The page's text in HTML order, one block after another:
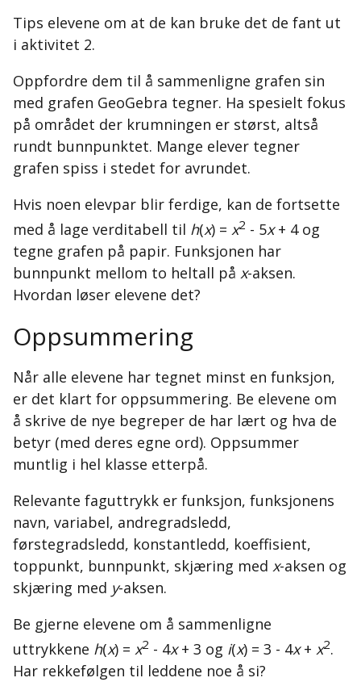
Tips elevene om at de kan bruke det de fant ut
i aktivitet 2.
Oppfordre dem til å sammenligne grafen sin
med grafen GeoGebra tegner. Ha spesielt fokus
på området der krumningen er størst, altså
rundt bunnpunktet. Mange elever tegner
grafen spiss i stedet for avrundet.
Hvis noen elevpar blir ferdige, kan de fortsette
med å lage verditabell til h(x) = x2 - 5x+ 4 og
tegne grafen på papir. Funksjonen har
bunnpunkt mellom to heltall på x-aksen.
Hvordan løser elevene det?
Oppsummering
Når alle elevene har tegnet minst en funksjon,
er det klart for oppsummering. Be elevene om
å skrive de nye begreper de har lært og hva de
betyr (med deres egne ord). Oppsummer
muntlig i hel klasse etterpå.
Relevante faguttrykk er funksjon, funksjonens
navn, variabel, andregradsledd,
førstegradsledd, konstantledd, koeffisient,
toppunkt, bunnpunkt, skjæring med x-aksen og
skjæring med y-aksen.
Be gjerne elevene om å sammenligne
uttrykkene h(x) = x2 - 4x+ 3 og i(x) = 3 - 4x+ x2.
Har rekkefølgen til leddene noe å si?